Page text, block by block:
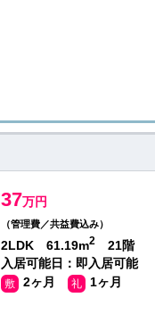
37万円
（管理費／共益費込み）
2LDK 61.19m2
21階
入居可能日：即入居可能
敷 2ヶ月 礼 1ヶ月